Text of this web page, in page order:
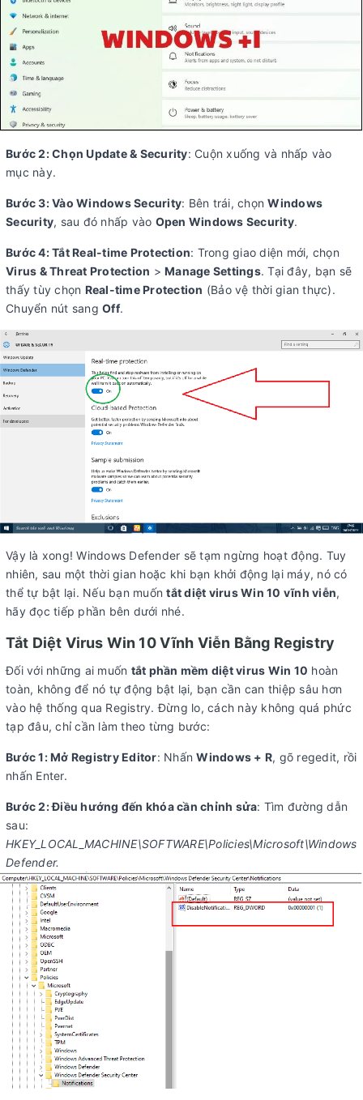
Bước 2: Chọn Update & Security: Cuộn xuống và nhấp vào
mục này.
Bước 3: Vào Windows Security: Bên trái, chọnWindows
Security, sau đó nhấp vào Open Windows Security.
Bước 4: Tắt Real-time Protection: Trong giao diện mới, chọn
Virus & Threat Protection > Manage Settings. Tại đây, bạn sẽ
thấy tùy chọn Real-time Protection (Bảo vệ thời gian thực).
Chuyển nút sang Off.
Vậy là xong! Windows Defender sẽ tạm ngừng hoạt động. Tuy
nhiên, sau một thời gian hoặc khi bạn khởi động lại máy, nó có
thể tự bật lại. Nếu bạn muốntắt diệt virus Win 10 vĩnh viễn,
hãy đọc tiếp phần bên dưới nhé.
Tắt Diệt Virus Win 10 Vĩnh Viễn Bằng Registry
Đối với những ai muốn tắt phần mềm diệt virus Win 10 hoàn
toàn, không để nó tự động bật lại, bạn cần can thiệp sâu hơn
vào hệ thống qua Registry. Đừng lo, cách này không quá phức
tạp đâu, chỉ cần làm theo từng bước:
Bước 1: Mở Registry Editor: NhấnWindows + R, gõ regedit, rồi
nhấn Enter.
Bước 2: Điều hướng đến khóa cần chỉnh sửa: Tìm đường dẫn
sau:
HKEY_LOCAL_MACHINE\SOFTWARE\Policies\Microsoft\Windows
Defender.